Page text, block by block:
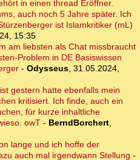
in einen thread Eröffner.
auch noch 5 Jahre später. Ich
ist Islamkritiker (mL)
15:35
am liebsten als Chat missbraucht
Problem in DE Basiswissen
- Odysseus, 31.05.2024,
gestern hatte ebenfalls mein
kritisiert. Ich finde, auch ein
für kurze inhaltliche
owT - BerndBorchert,
lange und ich hoffe der
auch mal irgendwann Stellung -